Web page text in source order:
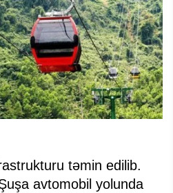
təmin edilib.
avtomobil yolunda